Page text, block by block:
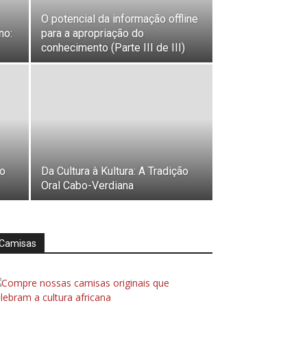
O potencial da informação offline
para a apropriação do
conhecimento (Parte III de III)
Da Cultura à Kultura: A Tradição
Oral Cabo-Verdiana